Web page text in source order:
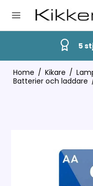
5
Home / Kikare /
Batterier och laddare